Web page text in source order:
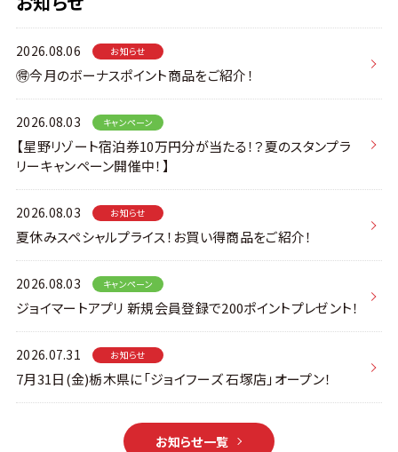
2026.08.06 お知らせ
🉐今月のボーナスポイント商品をご紹介！
2026.08.03 キャンペーン
【星野リゾート宿泊券10万円分が当たる！？夏のスタンプラ
リーキャンペーン開催中！】
2026.08.03 お知らせ
夏休みスペシャルプライス！お買い得商品をご紹介！
2026.08.03 キャンペーン
ジョイマートアプリ 新規会員登録で200ポイントプレゼント！
2026.07.31 お知らせ
7月31日(金)栃木県に「ジョイフーズ 石塚店」オープン！
お知らせ一覧